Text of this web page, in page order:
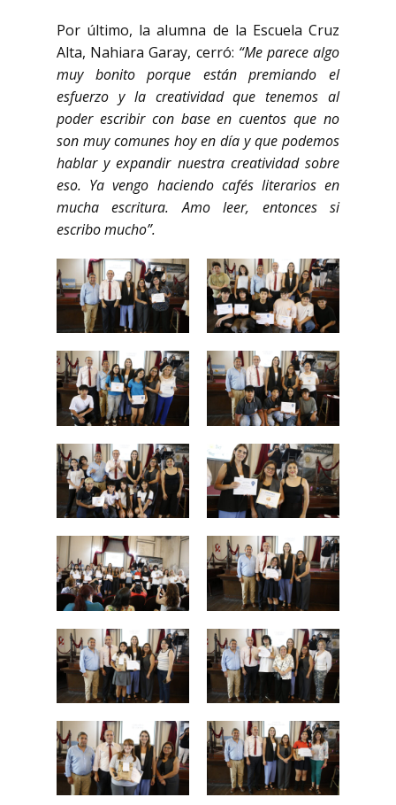
Por último, la alumna de la Escuela Cruz
Alta, Nahiara Garay, cerró: “Me parece algo
muy bonito porque están premiando el
esfuerzo y la creatividad que tenemos al
poder escribir con base en cuentos que no
son muy comunes hoy en día y que podemos
hablar y expandir nuestra creatividad sobre
eso. Ya vengo haciendo cafés literarios en
mucha escritura. Amo leer, entonces si
escribo mucho”.